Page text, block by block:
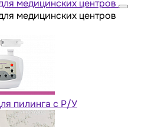
медицинских центров
медицинских центров
пилинга с Р/У